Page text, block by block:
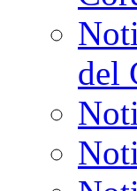
del